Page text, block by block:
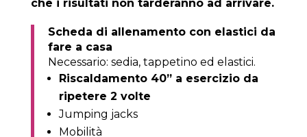
che i risultati non tarderanno ad arrivare.
Scheda di allenamento con elastici da
fare a casa
Necessario: sedia, tappetino ed elastici.
Riscaldamento 40” a esercizio da
ripetere 2 volte
Jumping jacks
Mobilità